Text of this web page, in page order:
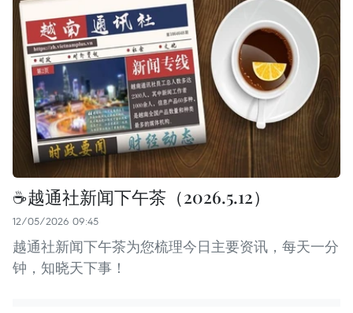
☕️越通社新闻下午茶（2026.5.12）
12/05/2026 09:45
越通社新闻下午茶为您梳理今日主要资讯，每天一分
钟，知晓天下事！